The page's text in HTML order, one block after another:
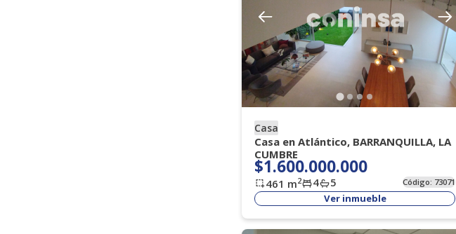
Casa
Casa en Atlántico, BARRANQUILLA, LA
CUMBRE
$1.600.000.000
461 m2 4 5 Código: 73071
Ver inmueble